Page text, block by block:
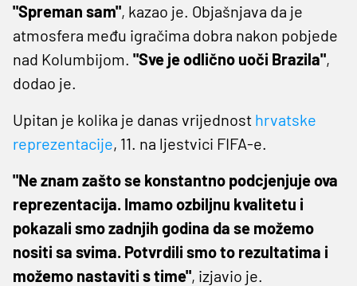
"Spreman sam", kazao je. Objašnjava da je
atmosfera među igračima dobra nakon pobjede
nad Kolumbijom. "Sve je odlično uoči Brazila",
dodao je.
Upitan je kolika je danas vrijednost hrvatske
reprezentacije, 11. na ljestvici FIFA-e.
"Ne znam zašto se konstantno podcjenjuje ova
reprezentacija. Imamo ozbiljnu kvalitetu i
pokazali smo zadnjih godina da se možemo
nositi sa svima. Potvrdili smo to rezultatima i
možemo nastaviti s time", izjavio je.